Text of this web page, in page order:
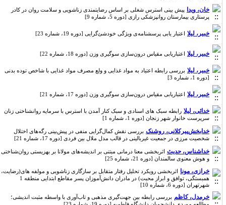
خان، ویدا پیش بینی استرس شغلی بر اساس رضایتمندی زناشویی و سلامت روان در کادر
پرستاری بیمارستان روانپزشکی رازی [دوره 5، شماره 9]
خبیر، لیلا اعتبار یابی پرسشنامه‌ی ویژگی خودشئ‌گرایی [دوره 19، شماره 23]
خبیر، لیلا اعتباریابی مقیاس درون‌سازی سوگیری وزن [دوره 18، شماره 22]
خبیر، لیلا بررسی رابطه اعتیاد به مواد غذایی و ولع مصرف مواد غذایی با شاخص توده بدنی
[دوره 1، شماره 3]
خبیر، لیلا اعتباریابی مقیاس درون‌سازی سوگیری وزن [دوره 17، شماره 21]
خدائی، لیلا رابطه سبک های اسنادی و سبک کنار آمدن با استرس با سرمایه روانشناختی زنان
سرپرست خانوار شهر زنجان [دوره 1، شماره 1]
خدابخش‌پیرکلانی، روشنک بررسی نقش کمال‌گرایی منفی در پیش‌بینی رگه‌های اختلال
شخصیت مرزی در جمعیت غیربالینی در قالب مدل ملال بین فردی [دوره 17، شماره 21]
خداشناس، حدیث اثربخشی معنا درمانی مبتنی بر اندیشه‌های مولانا بر بهزیستی روان‌شناختی
و هوش معنوی سالمندان [دوره 21، شماره 25]
خرازی، مونا اثربخشی رویکرد تحلیل رفتار متقابل بر سازگاری زناشویی و مولفه های(رضایت،
همبستگی، توافق و ابراز محبت) در مادران دانش‌آموزان پسر مقاطع ابتدایی منطقه 1
شهرتهران [دوره 6، شماره 10]
خرمدل، کاظم بررسی رابطه بین جهت‌گیری مذهبی و تاب‌آوری با واسطه مثبت اندیشی؛